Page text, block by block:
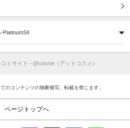
PlatinumSII
ミサイト - @cosme（アットコスメ）
のコンテンツの無断複写、転載を禁じます。
ページトップへ